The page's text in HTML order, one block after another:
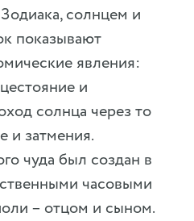
солнцем и
показывают
явления:
и
солнца через то
и затмения.
чуда был создан в
часовыми
– отцом и сыном.